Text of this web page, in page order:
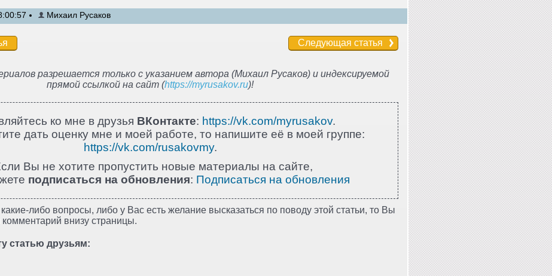
Михаил Русаков
Следующая статья
разрешается только с указанием автора (Михаил Русаков) и индексируемой
прямой ссылкой на сайт (https://myrusakov.ru)!
ко мне в друзья ВКонтакте: https://vk.com/myrusakov.
дать оценку мне и моей работе, то напишите её в моей группе:
https://vk.com/rusakovmy.
Вы не хотите пропустить новые материалы на сайте,
подписаться на обновления: Подписаться на обновления
либо вопросы, либо у Вас есть желание высказаться по поводу этой статьи, то Вы
внизу страницы.
статью друзьям: